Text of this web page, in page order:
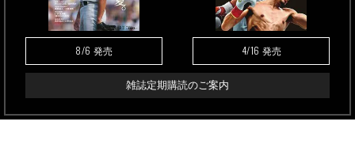
8/6 発売 4/16 発売
雑誌定期購読のご案内